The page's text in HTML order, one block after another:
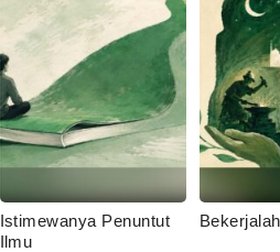
Istimewanya Penuntut
Ilmu
Bekerjalah